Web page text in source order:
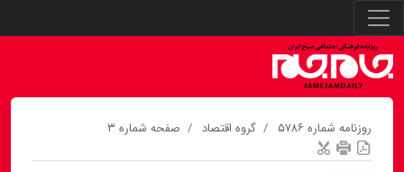
روزنامه شماره ۵۷۸۶ گروه اقتصاد صفحه شماره ۳